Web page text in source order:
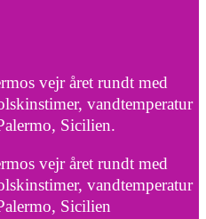
vejr året rundt med
vandtemperatur
Sicilien.
vejr året rundt med
vandtemperatur
Sicilien